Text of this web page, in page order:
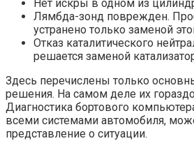
Нет искры в одном из
Лямбда-зонд поврежден.
устранено только заменой
Отказ каталитического
решается заменой
Здесь перечислены только
решения. На самом деле их
Диагностика бортового
всеми системами автомобиля,
представление о ситуации.